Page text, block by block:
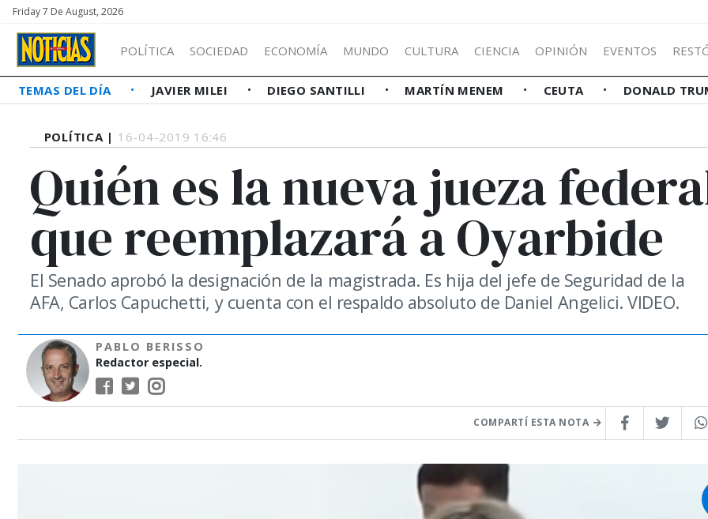
Friday 7 De August, 2026
POLÍTICA SOCIEDAD ECONOMÍA MUNDO CULTURA CIENCIA OPINIÓN EVENTOS
TEMAS DEL DÍA JAVIER MILEI DIEGO SANTILLI MARTÍN MENEM CEUTA DONALD
POLÍTICA | 16-04-2019 16:46
Quién es la nueva jueza
que reemplazará a Oyarbide
El Senado aprobó la designación de la magistrada. Es hija del jefe de Seguridad de la
AFA, Carlos Capuchetti, y cuenta con el respaldo absoluto de Daniel Angelici. VIDEO.
PABLO BERISSO
Redactor especial.
COMPARTÍ ESTA NOTA